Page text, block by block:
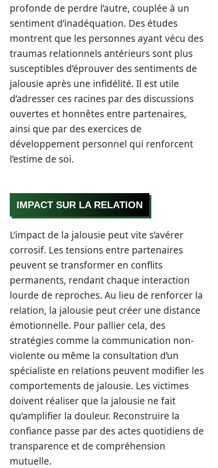
profonde de perdre l’autre, couplée à un
sentiment d’inadéquation. Des études
montrent que les personnes ayant vécu des
traumas relationnels antérieurs sont plus
susceptibles d’éprouver des sentiments de
jalousie après une infidélité. Il est utile
d’adresser ces racines par des discussions
ouvertes et honnêtes entre partenaires,
ainsi que par des exercices de
développement personnel qui renforcent
l’estime de soi.
IMPACT SUR LA RELATION
L’impact de la jalousie peut vite s’avérer
corrosif. Les tensions entre partenaires
peuvent se transformer en conflits
permanents, rendant chaque interaction
lourde de reproches. Au lieu de renforcer la
relation, la jalousie peut créer une distance
émotionnelle. Pour pallier cela, des
stratégies comme la communication non-
violente ou même la consultation d’un
spécialiste en relations peuvent modifier les
comportements de jalousie. Les victimes
doivent réaliser que la jalousie ne fait
qu’amplifier la douleur. Reconstruire la
confiance passe par des actes quotidiens de
transparence et de compréhension
mutuelle.